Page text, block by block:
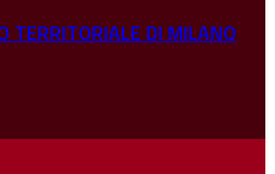
TERRITORIALE DI MILANO